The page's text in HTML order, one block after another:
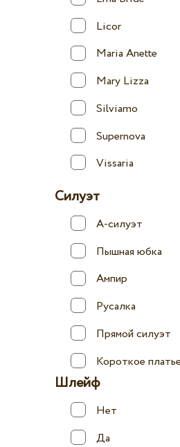
Licor
Maria Anette
Mary Lizza
Silviamo
Supernova
Vissaria
Силуэт
А-силуэт
Пышная юбка
Ампир
Русалка
Прямой силуэт
Короткое платье
Шлейф
Нет
Да